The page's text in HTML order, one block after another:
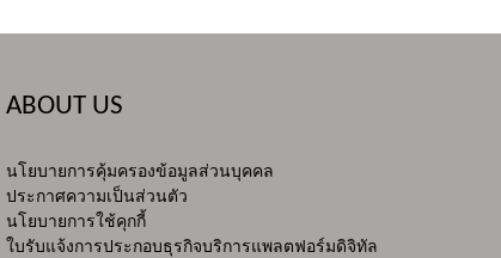
ABOUT US
นโยบายการคุ้มครองข้อมูลส่วนบุคคล
ประกาศความเป็นส่วนตัว
นโยบายการใช้คุกกี้
ใบรับแจ้งการประกอบธุรกิจบริการแพลตฟอร์มดิจิทัล